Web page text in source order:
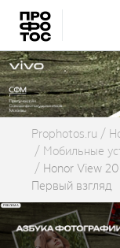
Prophotos.ru
Мобильные
Honor View
Первый взгляд